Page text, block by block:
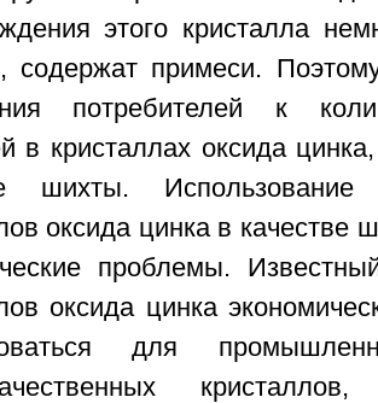
этого кристалла
содержат примеси.
потребителей к
в кристаллах оксида
шихты. Использование
оксида цинка в качестве
проблемы.
оксида цинка
для